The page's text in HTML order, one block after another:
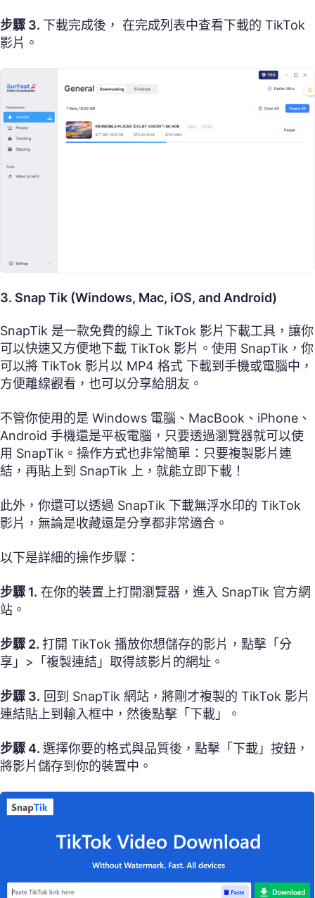
步驟 3. 下載完成後， 在完成列表中查看下載的 TikTok
影片。
3. Snap Tik (Windows, Mac, iOS, and Android)
SnapTik 是一款免費的線上 TikTok 影片下載工具，讓你
可以快速又方便地下載 TikTok 影片。使用 SnapTik，你
可以將 TikTok 影片以 MP4 格式 下載到手機或電腦中，
方便離線觀看，也可以分享給朋友。
不管你使用的是 Windows 電腦、MacBook、iPhone、
Android 手機還是平板電腦，只要透過瀏覽器就可以使
用 SnapTik。操作方式也非常簡單：只要複製影片連
結，再貼上到 SnapTik 上，就能立即下載！
此外，你還可以透過 SnapTik 下載無浮水印的 TikTok
影片，無論是收藏還是分享都非常適合。
以下是詳細的操作步驟：
步驟 1. 在你的裝置上打開瀏覽器，進入 SnapTik 官方網
站。
步驟 2. 打開 TikTok 播放你想儲存的影片，點擊「分
享」>「複製連結」取得該影片的網址。
步驟 3. 回到 SnapTik 網站，將剛才複製的 TikTok 影片
連結貼上到輸入框中，然後點擊「下載」。
步驟 4. 選擇你要的格式與品質後，點擊「下載」按鈕，
將影片儲存到你的裝置中。